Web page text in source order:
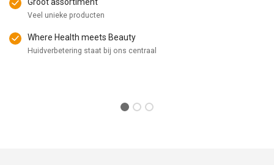
Veel unieke producten
Where Health meets Beauty
Huidverbetering staat bij ons centraal